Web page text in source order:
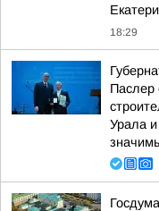
18:29
Паслер
Урала